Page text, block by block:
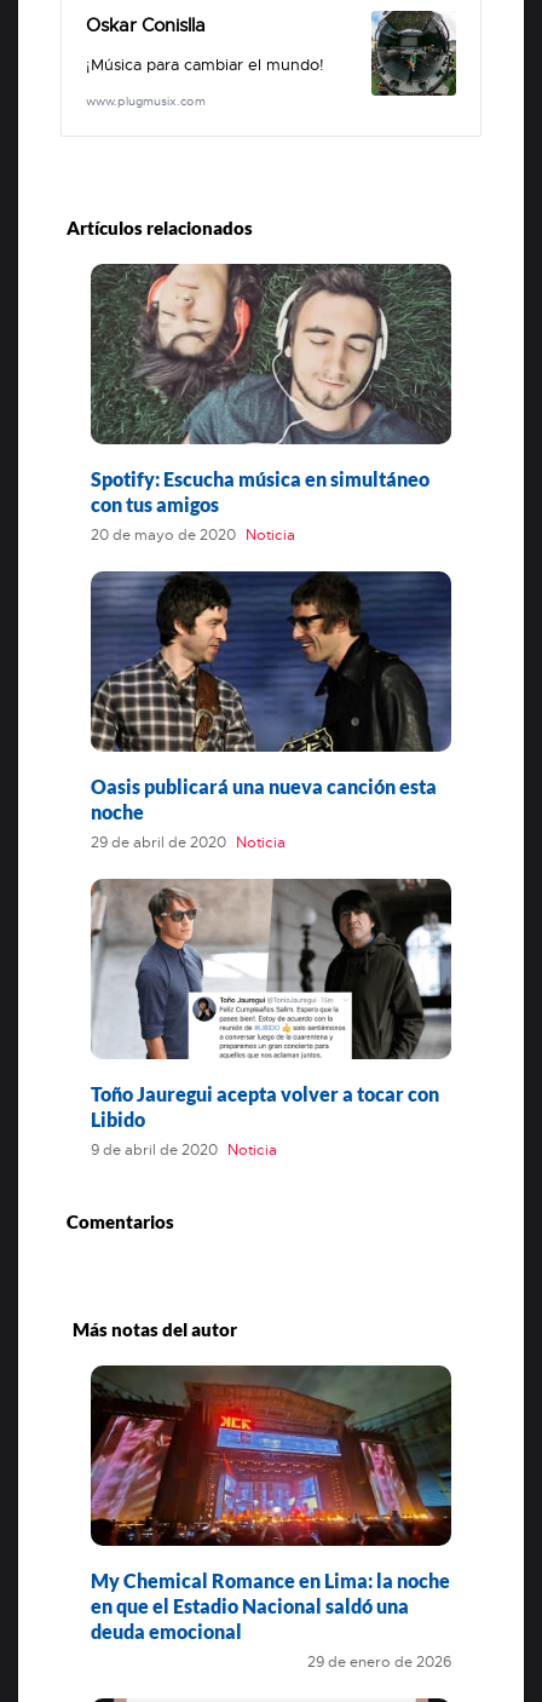
Oskar Conislla
¡Música para cambiar el mundo!
www.plugmusix.com
Artículos relacionados
Spotify: Escucha música en simultáneo
con tus amigos
20 de mayo de 2020 Noticia
Oasis publicará una nueva canción esta
noche
29 de abril de 2020 Noticia
Toño Jauregui acepta volver a tocar con
Libido
9 de abril de 2020 Noticia
Comentarios
Más notas del autor
My Chemical Romance en Lima: la noche
en que el Estadio Nacional saldó una
deuda emocional
29 de enero de 2026